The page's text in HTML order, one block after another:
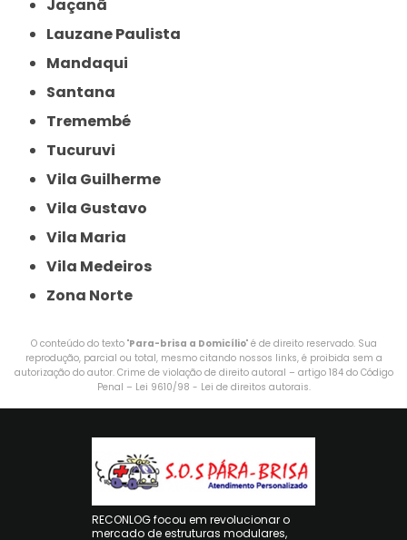
Jaçanã
Lauzane Paulista
Mandaqui
Santana
Tremembé
Tucuruvi
Vila Guilherme
Vila Gustavo
Vila Maria
Vila Medeiros
Zona Norte
O conteúdo do texto "Para-brisa a Domicílio" é de direito reservado. Sua
reprodução, parcial ou total, mesmo citando nossos links, é proibida sem a
autorização do autor. Crime de violação de direito autoral – artigo 184 do Código
Penal – Lei 9610/98 - Lei de direitos autorais.
RECONLOG focou em revolucionar o
mercado de estruturas modulares,